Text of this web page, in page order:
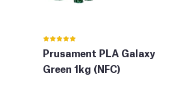
Prusament PLA Galaxy
Green 1kg (NFC)